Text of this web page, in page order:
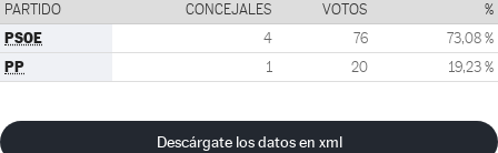
PARTIDO CONCEJALES VOTOS %
PSOE 4 76 73,08 %
PP 1 20 19,23 %
Descárgate los datos en xml